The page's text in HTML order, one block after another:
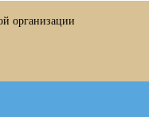
организации